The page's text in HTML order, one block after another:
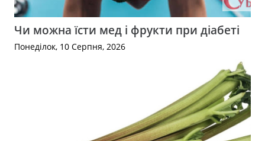
Чи можна їсти мед і фрукти при діабеті
Понеділок, 10 Серпня, 2026